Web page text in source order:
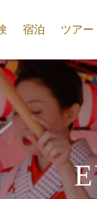
宿泊 ツアー